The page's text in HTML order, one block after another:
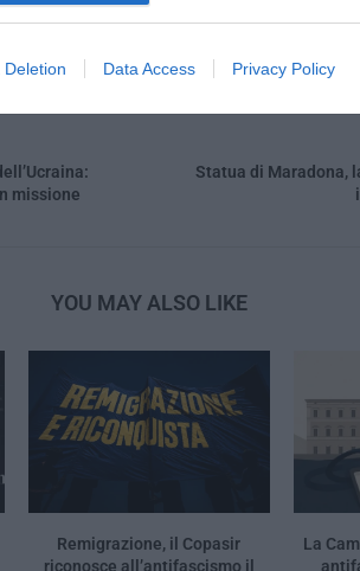
Deletion Data Access Privacy Policy
missione
Statua di Maradona,
YOU MAY ALSO LIKE
Remigrazione, il Copasir
riconosce all’antifascismo il
La